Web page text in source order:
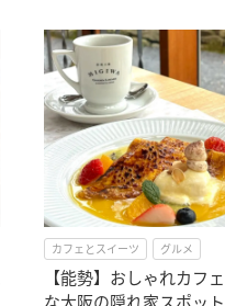
カフェとスイーツ グルメ
【能勢】おしゃれカフ
な大阪の隠れ家スポッ